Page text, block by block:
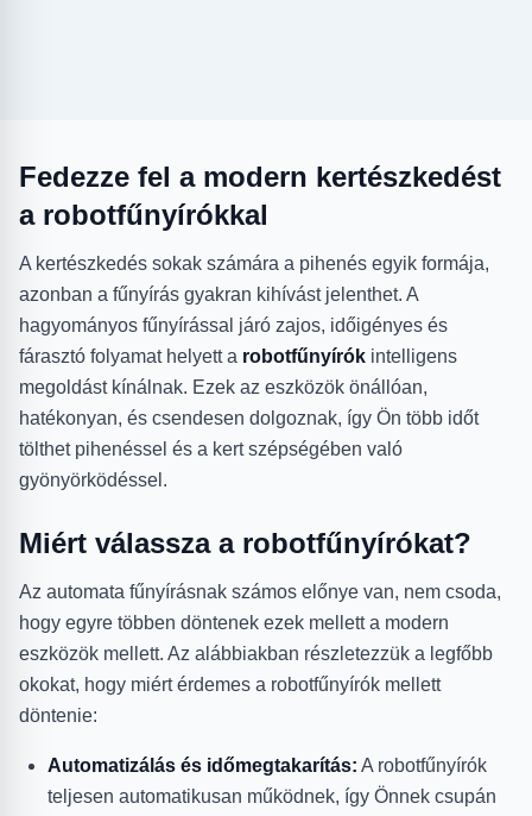
Fedezze fel a modern kertészkedést
a robotfűnyírókkal
A kertészkedés sokak számára a pihenés egyik formája,
azonban a fűnyírás gyakran kihívást jelenthet. A
hagyományos fűnyírással járó zajos, időigényes és
fárasztó folyamat helyett a robotfűnyírók intelligens
megoldást kínálnak. Ezek az eszközök önállóan,
hatékonyan, és csendesen dolgoznak, így Ön több időt
tölthet pihenéssel és a kert szépségében való
gyönyörködéssel.
Miért válassza a robotfűnyírókat?
Az automata fűnyírásnak számos előnye van, nem csoda,
hogy egyre többen döntenek ezek mellett a modern
eszközök mellett. Az alábbiakban részletezzük a legfőbb
okokat, hogy miért érdemes a robotfűnyírók mellett
döntenie:
Automatizálás és időmegtakarítás: A robotfűnyírók
teljesen automatikusan működnek, így Önnek csupán